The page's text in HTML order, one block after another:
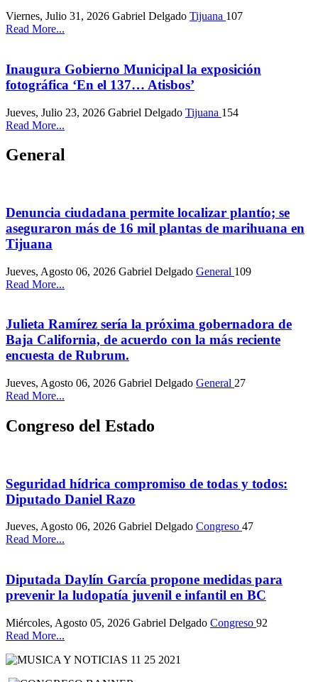
Viernes, Julio 31, 2026 Gabriel Delgado Tijuana 107
Read More...
Inaugura Gobierno Municipal la exposición
fotográfica ‘En el 137… Atisbos’
Jueves, Julio 23, 2026 Gabriel Delgado Tijuana 154
Read More...
General
Denuncia ciudadana permite localizar plantío; se
aseguraron más de 16 mil plantas de marihuana en
Tijuana
Jueves, Agosto 06, 2026 Gabriel Delgado General 109
Read More...
Julieta Ramírez sería la próxima gobernadora de
Baja California, de acuerdo con la más reciente
encuesta de Rubrum.
Jueves, Agosto 06, 2026 Gabriel Delgado General 27
Read More...
Congreso del Estado
Seguridad hídrica compromiso de todas y todos:
Diputado Daniel Razo
Jueves, Agosto 06, 2026 Gabriel Delgado Congreso 47
Read More...
Diputada Daylín García propone medidas para
prevenir la ludopatía juvenil e infantil en BC
Miércoles, Agosto 05, 2026 Gabriel Delgado Congreso 92
Read More...